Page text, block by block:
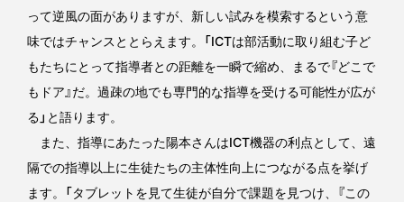
って逆風の面がありますが、新しい試みを模索するという意
味ではチャンスととらえます。「ICTは部活動に取り組む子ど
もたちにとって指導者との距離を一瞬で縮め、まるで『どこで
もドア』だ。過疎の地でも専門的な指導を受ける可能性が広が
る」と語ります。
また、指導にあたった陽本さんはICT機器の利点として、遠
隔での指導以上に生徒たちの主体性向上につながる点を挙げ
ます。「タブレットを見て生徒が自分で課題を見つけ、『この